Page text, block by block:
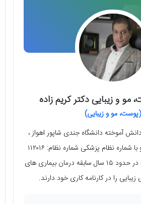
مو و زیبایی دکتر کریم زاده
(پوست، مو و زیبایی)
آموخته دانشگاه جندی شاپور اهواز ،
متخصص پوست و مو با شماره نظام پزشکی شماره نظام: ۱۱۲۰۱۶
هستند. دکتر کریم زاده در حدود ۱۵ سال سابقه درمان بیماری های
را در کارنامه کاری خود دارند.